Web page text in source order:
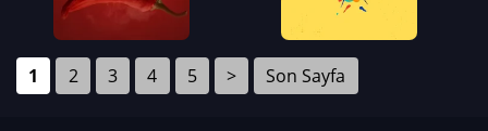
1 2 3 4 5 > Son Sayfa